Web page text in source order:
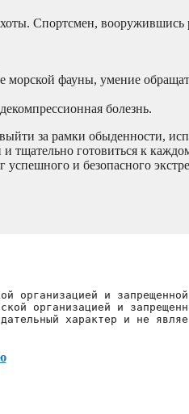
Спортсмен,
морской фауны, умение
болезнь.
за рамки обыденности,
тщательно готовиться к
и безопасного
организацией и
организацией и
характер и не